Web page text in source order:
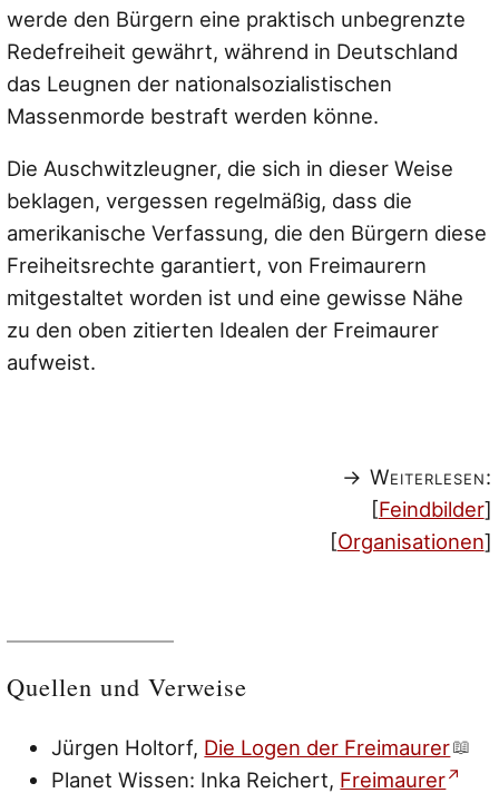
werde den Bürgern eine praktisch unbegrenzte
Redefreiheit gewährt, während in Deutschland
das Leugnen der nationalsozialistischen
Massenmorde bestraft werden könne.
Die Auschwitzleugner, die sich in dieser Weise
beklagen, vergessen regelmäßig, dass die
amerikanische Verfassung, die den Bürgern diese
Freiheitsrechte garantiert, von Freimaurern
mitgestaltet worden ist und eine gewisse Nähe
zu den oben zitierten Idealen der Freimaurer
aufweist.
→ Weiterlesen:
[Feindbilder]
[Organisationen]
Quellen und Verweise
Jürgen Holtorf, Die Logen der Freimaurer
Planet Wissen: Inka Reichert, Freimaurer